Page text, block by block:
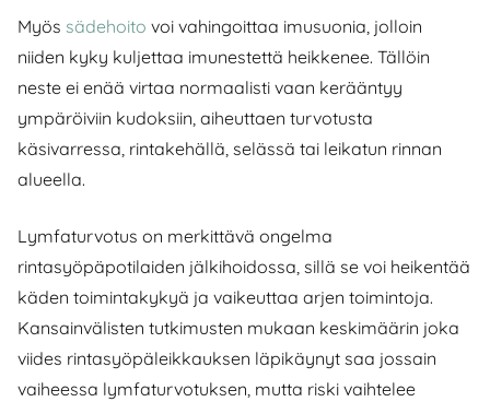
Myös sädehoito voi vahingoittaa imusuonia, jolloin
niiden kyky kuljettaa imunestettä heikkenee. Tällöin
neste ei enää virtaa normaalisti vaan kerääntyy
ympäröiviin kudoksiin, aiheuttaen turvotusta
käsivarressa, rintakehällä, selässä tai leikatun rinnan
alueella.
Lymfaturvotus on merkittävä ongelma
rintasyöpäpotilaiden jälkihoidossa, sillä se voi heikentää
käden toimintakykyä ja vaikeuttaa arjen toimintoja.
Kansainvälisten tutkimusten mukaan keskimäärin joka
viides rintasyöpäleikkauksen läpikäynyt saa jossain
vaiheessa lymfaturvotuksen, mutta riski vaihtelee